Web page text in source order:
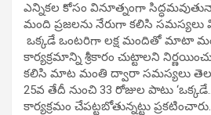
ఎన్నికల కోసం వినూత్నంగా
మంది ప్రజలను నేరుగా కలిసి సమస్యలు
ఒక్కడే ఒంటరిగా లక్ష మందితో మాటా
కార్యక్రమాన్ని శ్రీకారం చుట్టాలని
కలిసి మాట మంతి ద్వారా సమస్యలు
25వ తేదీ నుంచి 33 రోజుల పాటు
కార్యక్రమం చేపట్టబోతున్నట్టు